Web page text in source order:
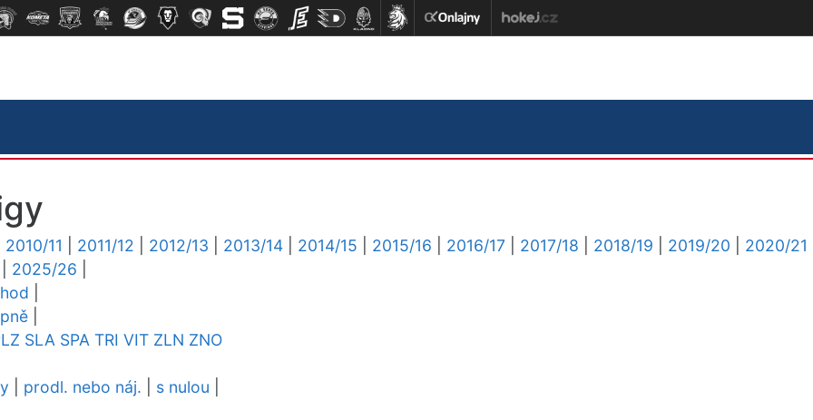
2010/11 2011/12 2012/13 2013/14 2014/15 2015/16 2016/17 2017/18 2018/19 2019/20
2020/21
2025/26
SLA SPA TRI VIT ZLN ZNO
prodl. nebo náj. s nulou